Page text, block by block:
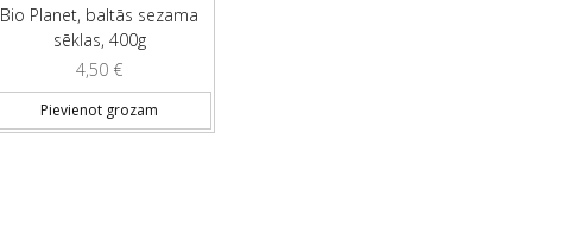
Bio Planet, baltās sezama
sēklas, 400g
4,50 €
Pievienot grozam